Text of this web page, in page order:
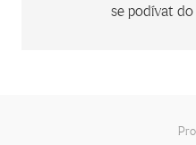
se podívat